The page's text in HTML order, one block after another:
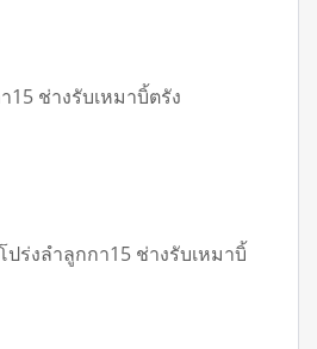
กา15 ช่างรับเหมาบิ้ตรัง
ร่งลำลูกกา15 ช่างรับเหมาบิ้
ง